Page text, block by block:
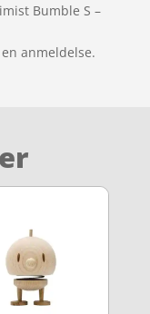
Bumble S –
anmeldelse.